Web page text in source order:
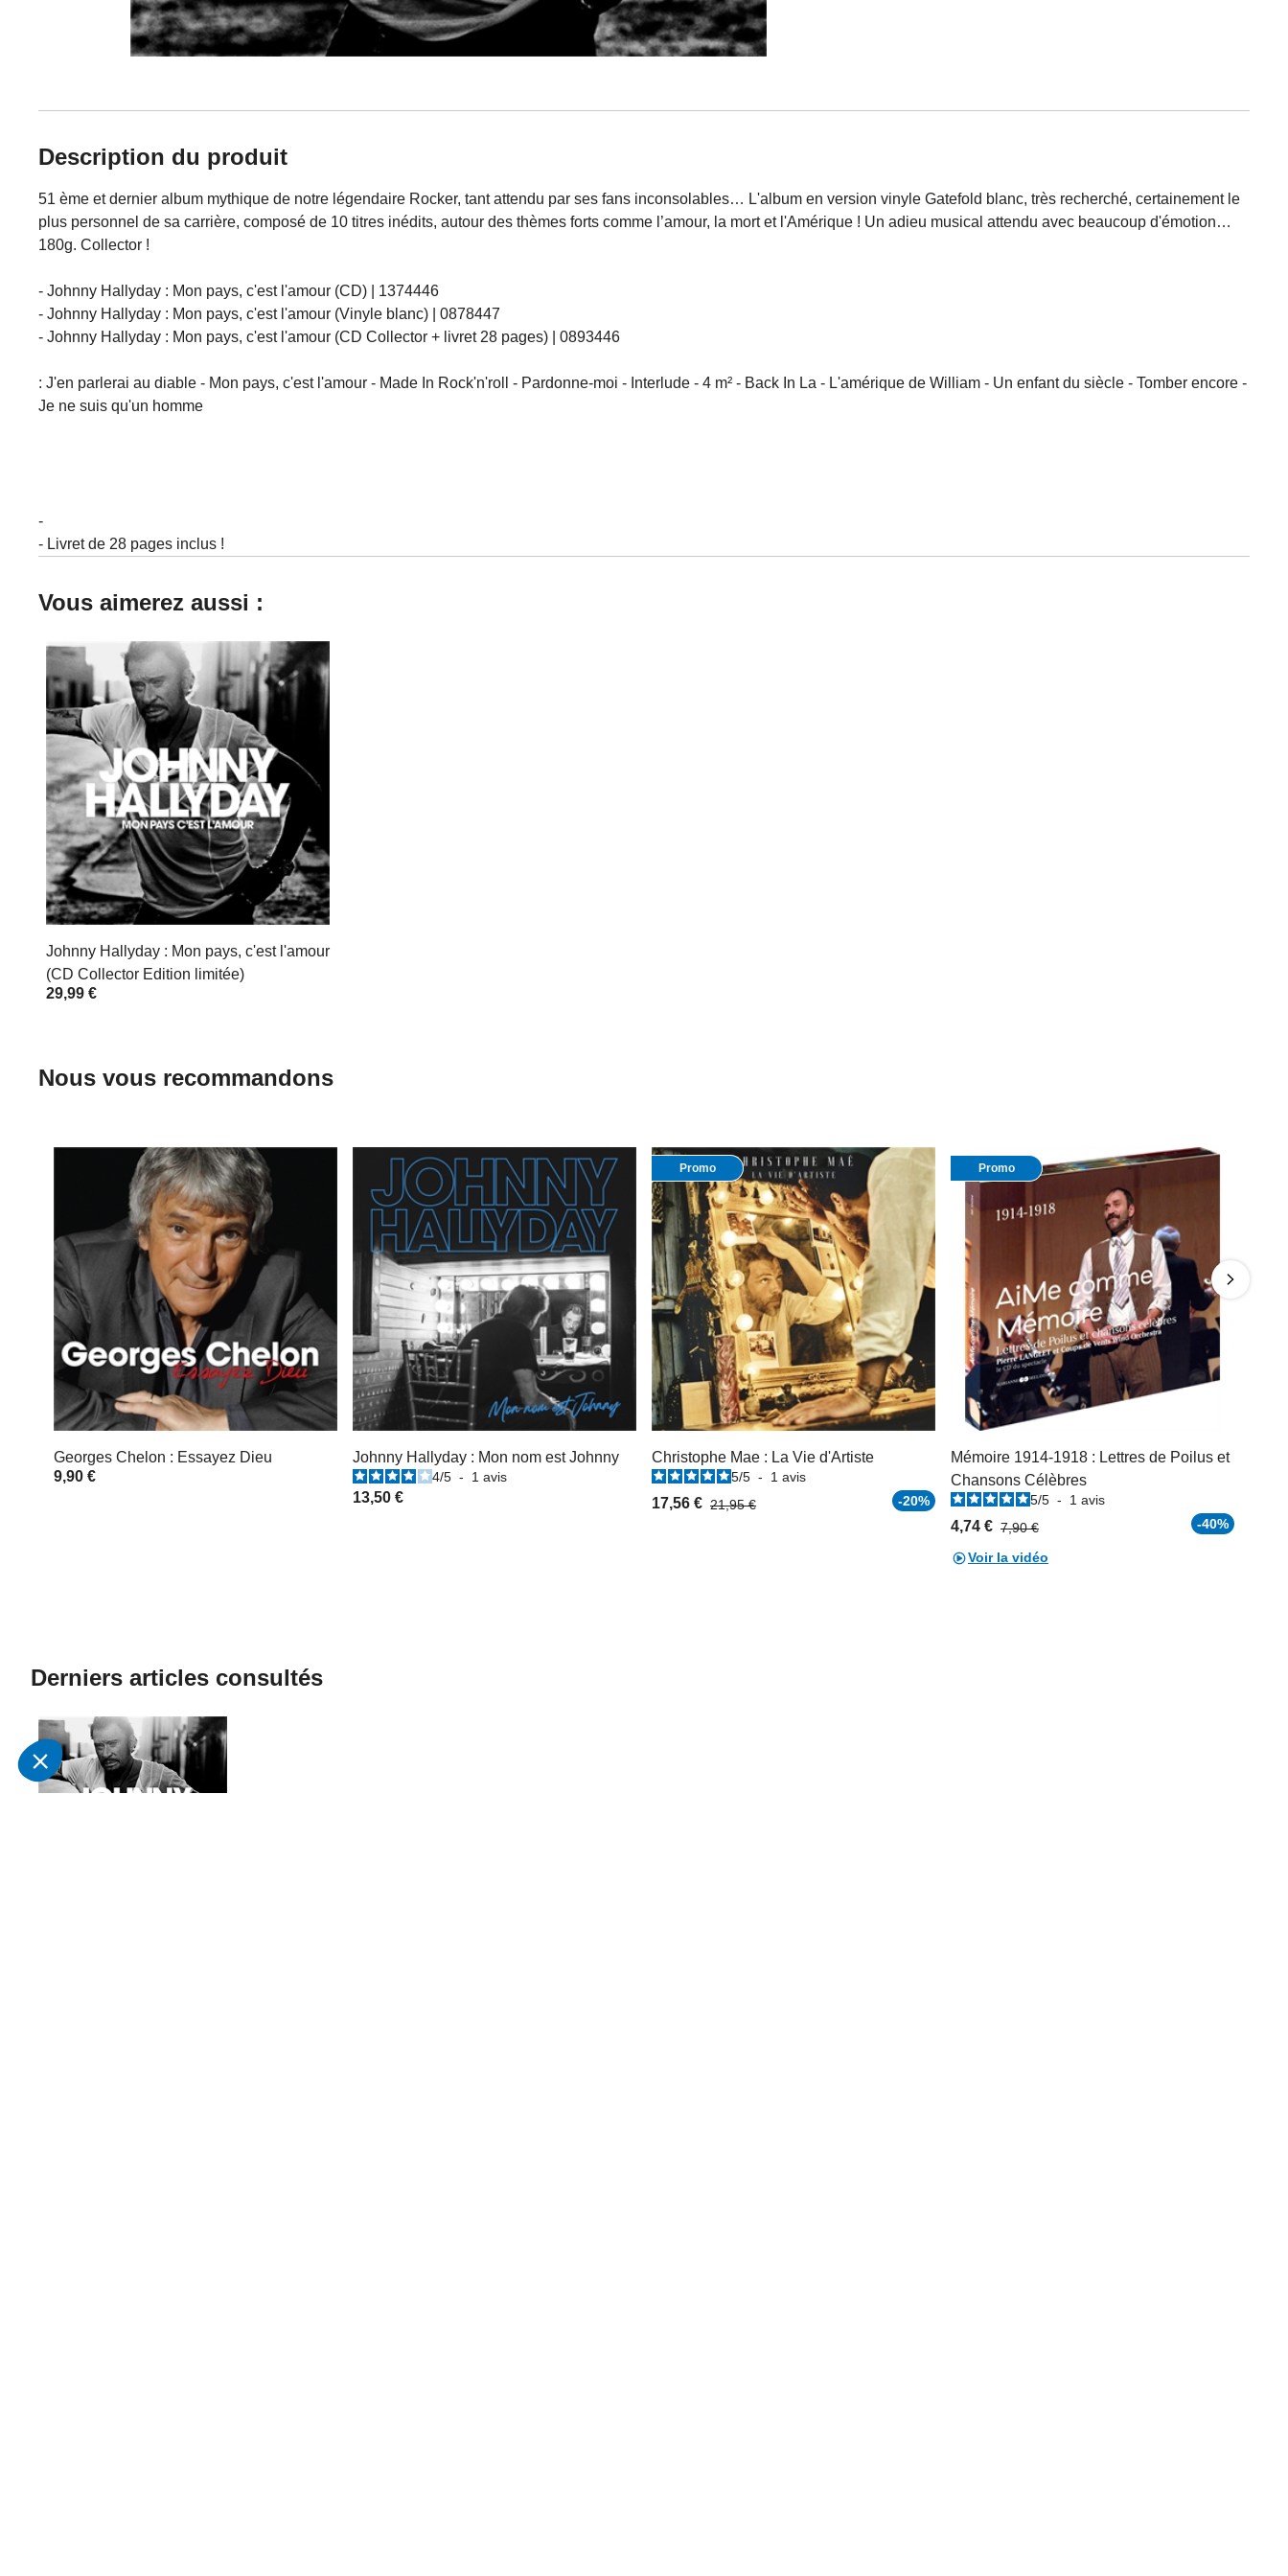
Description du produit
51 ème et dernier album mythique de notre légendaire Rocker, tant attendu par ses fans inconsolables… L'album en version vinyle Gatefold blanc, très recherché, certainement le
plus personnel de sa carrière, composé de 10 titres inédits, autour des thèmes forts comme l’amour, la mort et l'Amérique ! Un adieu musical attendu avec beaucoup d'émotion…
180g. Collector !
- Johnny Hallyday : Mon pays, c'est l'amour (CD) | 1374446
- Johnny Hallyday : Mon pays, c'est l'amour (Vinyle blanc) | 0878447
- Johnny Hallyday : Mon pays, c'est l'amour (CD Collector + livret 28 pages) | 0893446
: J'en parlerai au diable - Mon pays, c'est l'amour - Made In Rock'n'roll - Pardonne-moi - Interlude - 4 m² - Back In La - L'amérique de William - Un enfant du siècle - Tomber encore -
Je ne suis qu'un homme
-
- Livret de 28 pages inclus !
Vous aimerez aussi :
Johnny Hallyday : Mon pays, c'est l'amour
(CD Collector Edition limitée)
29,99 €
Nous vous recommandons
Georges Chelon : Essayez Dieu
9,90 €
Johnny Hallyday : Mon nom est Johnny
4/5 - 1 avis
13,50 €
Promo
Christophe Mae : La Vie d'Artiste
5/5 - 1 avis
17,56 € 21,95 € -20%
Promo
Mémoire 1914-1918 : Lettres de Poilus et
Chansons Célèbres
5/5 - 1 avis
4,74 € 7,90 € -40%
Voir la vidéo
Derniers articles consultés